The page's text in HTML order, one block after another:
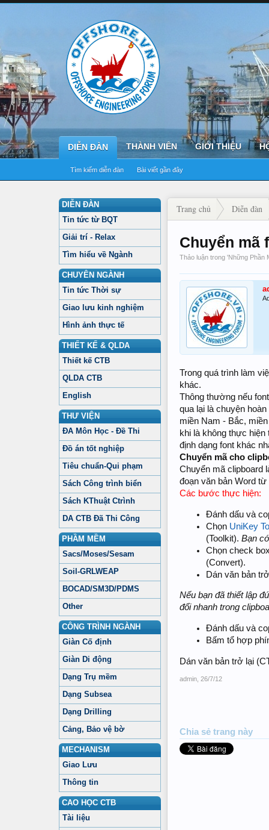
DIỄN ĐÀN
Tìm kiếm diễn đàn Bài viết gần đây
THÀNH VIÊN GIỚI THIỆU
DIỄN ĐÀN
Tin tức từ BQT
Giải trí - Relax
Tìm hiểu về Ngành
CHUYÊN NGÀNH
Tin tức Thời sự
Giao lưu kinh nghiệm
Hình ảnh thực tế
THIẾT KẾ & QLDA
Thiết kế CTB
QLDA CTB
English
THƯ VIỆN
ĐA Môn Học - Đề Thi
Đồ án tốt nghiệp
Tiêu chuẩn-Qui phạm
Sách Công trình biển
Sách KThuật Ctrình
DA CTB Đã Thi Công
PHẦM MỀM
Sacs/Moses/Sesam
Soil-GRLWEAP
BOCAD/SM3D/PDMS
Other
CÔNG TRÌNH NGÀNH
Giàn Cố định
Giàn Di động
Dạng Trụ mềm
Dạng Subsea
Dạng Drilling
Cảng, Bảo vệ bờ
MECHANISM
Giao Lưu
Thông tin
CAO HỌC CTB
Tài liệu
Trang chủ Diễn đàn
Chuyển mã
Thảo luận trong 'Những Phần
Trong quá trình làm
khác.
Thông thường nếu
qua lại là chuyện
miền Nam - Bắc,
khi là không thực
định dạng font khác
Chuyển mã cho
Chuyển mã clipboard
đoạn văn bản Word
Các bước thực hiện:
Đánh dấu và
Chọn UniKey
(Toolkit). Bạn
Chọn check
(Convert).
Dán văn bản
Nếu bạn đã thiết lập
đổi nhanh trong
Đánh dấu và
Bấm tổ hợp
Dán văn bản trở lại
admin 26/7/12
Chia sẻ trang này